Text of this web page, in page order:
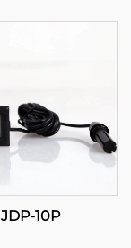
JDP-10P